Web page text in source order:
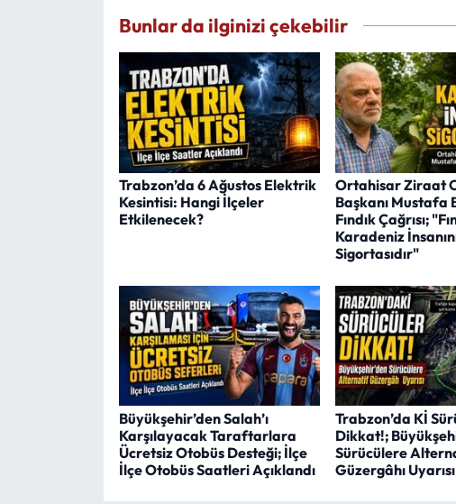
Bunlar da ilginizi çekebilir
Trabzon’da 6 Ağustos Elektrik
Kesintisi: Hangi İlçeler
Etkilenecek?
Ortahisar Ziraat
Başkanı Mustafa
Fındık Çağrısı;
Karadeniz
Sigortasıdır"
Büyükşehir’den Salah’ı
Karşılayacak Taraftarlara
Ücretsiz Otobüs Desteği; İlçe
İlçe Otobüs Saatleri Açıklandı
Trabzon’da Kİ
Dikkat!;
Sürücülere
Güzergâhı Uyarısı